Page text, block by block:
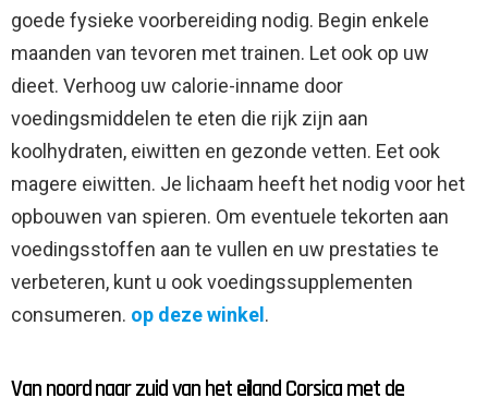
goede fysieke voorbereiding nodig. Begin enkele
maanden van tevoren met trainen. Let ook op uw
dieet. Verhoog uw calorie-inname door
voedingsmiddelen te eten die rijk zijn aan
koolhydraten, eiwitten en gezonde vetten. Eet ook
magere eiwitten. Je lichaam heeft het nodig voor het
opbouwen van spieren. Om eventuele tekorten aan
voedingsstoffen aan te vullen en uw prestaties te
verbeteren, kunt u ook voedingssupplementen
consumeren. op deze winkel.
Van noord naar zuid van het eiland Corsica met de